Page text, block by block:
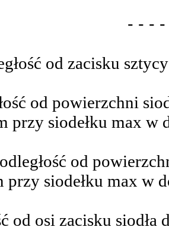
- - - -
od zacisku
od powierzchni
przy siodełku max w
odległość od
przy siodełku max w
od osi zacisku